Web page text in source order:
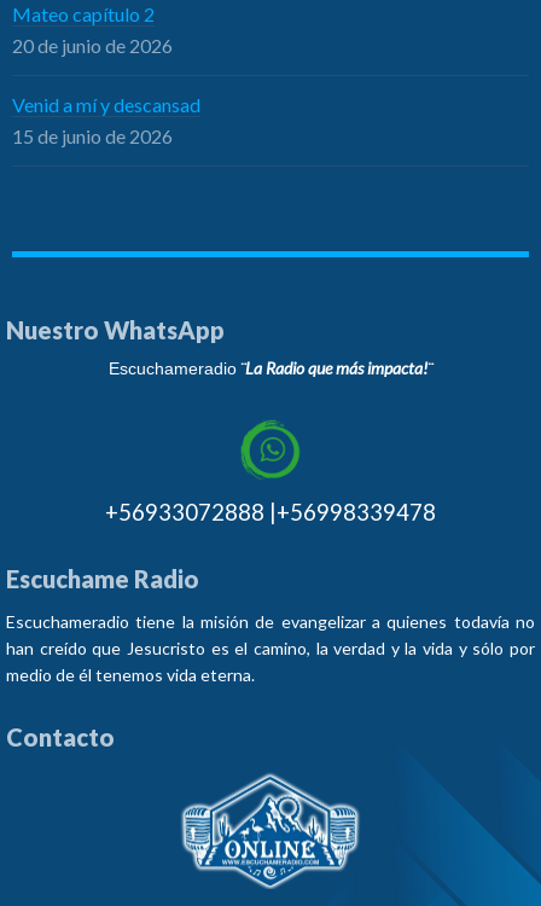
Mateo capítulo 2
20 de junio de 2026
Venid a mí y descansad
15 de junio de 2026
Nuestro WhatsApp
Escuchameradio¨La Radio que más impacta!¨
+56933072888 |+56998339478
Escuchame Radio
Escuchameradio tiene la misión de evangelizar a quienes todavía no
han creído que Jesucristo es el camino, la verdad y la vida y sólo por
medio de él tenemos vida eterna.
Contacto